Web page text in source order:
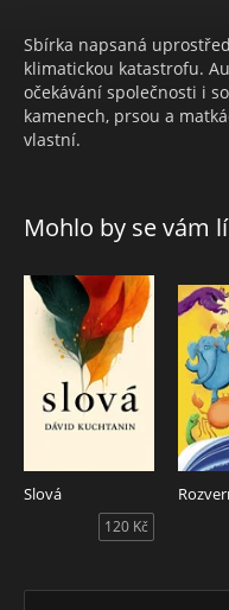
Sbírka napsaná
klimatickou katastrofu.
očekávání společnosti i
kamenech, prsou a
vlastní.
Mohlo by se vám
Slová
120 Kč